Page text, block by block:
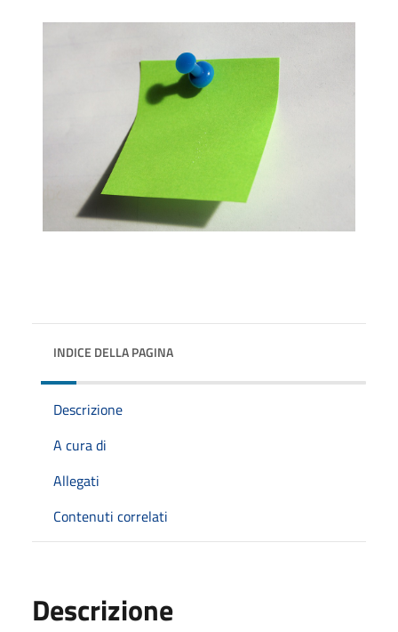
INDICE DELLA PAGINA
Descrizione
A cura di
Allegati
Contenuti correlati
Descrizione